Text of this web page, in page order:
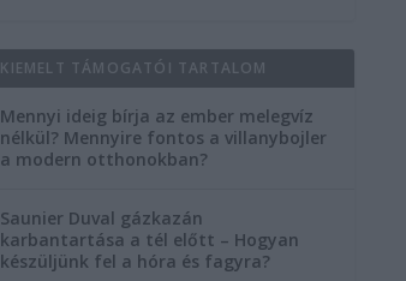
KIEMELT TÁMOGATÓI TARTALOM
Mennyi ideig bírja az ember melegvíz
nélkül? Mennyire fontos a villanybojler
a modern otthonokban?
Saunier Duval gázkazán
karbantartása a tél előtt – Hogyan
készüljünk fel a hóra és fagyra?